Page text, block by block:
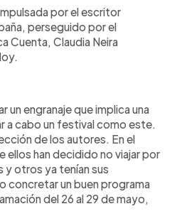
por el escritor
perseguido por el
Cuenta, Claudia Neira
un engranaje que implica una
a cabo un festival como este.
de los autores. En el
ellos han decidido no viajar por
y otros ya tenían sus
concretar un buen programa
del 26 al 29 de mayo,